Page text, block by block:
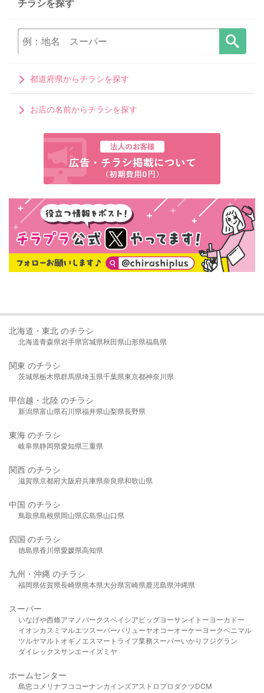
チラシを探す
都道府県からチラシを探す
お店の名前からチラシを探す
北海道・東北 のチラシ
北海道青森県岩手県宮城県秋田県山形県福島県
関東 のチラシ
茨城県栃木県群馬県埼玉県千葉県東京都神奈川県
甲信越・北陸 のチラシ
新潟県富山県石川県福井県山梨県長野県
東海 のチラシ
岐阜県静岡県愛知県三重県
関西 のチラシ
滋賀県京都府大阪府兵庫県奈良県和歌山県
中国 のチラシ
鳥取県島根県岡山県広島県山口県
四国 のチラシ
徳島県香川県愛媛県高知県
九州・沖縄 のチラシ
福岡県佐賀県長崎県熊本県大分県宮崎県鹿児島県沖縄県
スーパー
いなげや西條アマノパークスベイシア ビッグヨーサンイトーヨーカドー
イオンカスミ マルエツスーパーバリューヤオコーオーケー ヨークベニマル
ツルヤマルト オギノ エスマート ライフ業務スーパーいかり フジグラン
ダイレックスサンエーイズミヤ
ホームセンター
島忠 コメリ ナフコ コーナンカインズアストロプロダクツDCM